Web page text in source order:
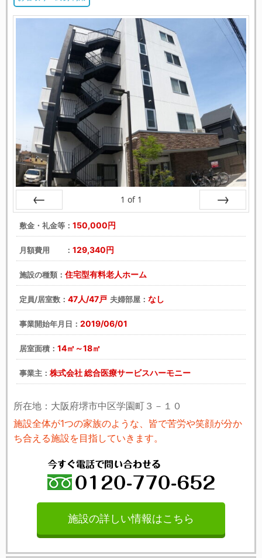
戻る
1 of 1
敷金・礼金等： 150,000円
月額費用 ： 129,340円
施設の種類： 住宅型有料老人ホーム
定員/居室数： 47人/47戸 夫婦部屋： なし
事業開始年月日： 2019/06/01
居室面積： 14㎡～18㎡
事業主： 株式会社 総合医療サービスハーモニー
所在地：大阪府堺市中区学園町３－１０
施設全体が1つの家族のような、皆で苦労や笑顔が分か
ち合える施設を目指していきます。
施設の詳しい情報はこちら